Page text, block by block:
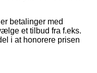
betalinger med
et tilbud fra f.eks.
i at honorere prisen